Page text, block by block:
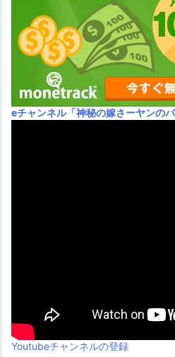
eチャンネル「神秘の嫁さーヤンのバ
Youtubeチャンネルの登録